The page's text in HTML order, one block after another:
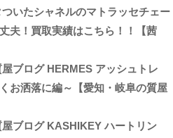
ついたシャネルのマトラッセチェー
夫！買取実績はこちら！！【茜
屋ブログ HERMES アッシュトレ
お洒落に編～【愛知・岐阜の質屋
屋ブログ KASHIKEY ハートリン